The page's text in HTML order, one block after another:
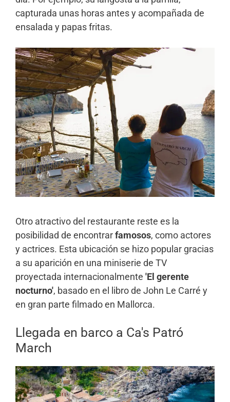
capturada unas horas antes y acompañada de
ensalada y papas fritas.
Otro atractivo del restaurante reste es la
posibilidad de encontrarfamosos, como actores
y actrices. Esta ubicación se hizo popular gracias
a su aparición en una miniserie de TV
proyectada internacionalmente 'El gerente
nocturno', basado en el libro de John Le Carré y
en gran parte filmado en Mallorca.
Llegada en barco a Ca's Patró
March